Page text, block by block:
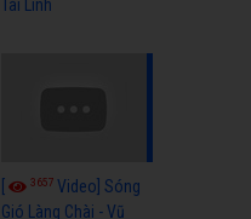
Tài Linh
3657Video] Sóng
Gió Làng Chài - Vũ